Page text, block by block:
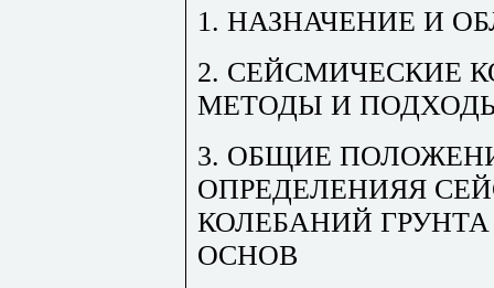
1. НАЗНАЧЕНИЕ И
2. СЕЙСМИЧЕСКИЕ
МЕТОДЫ И
3. ОБЩИЕ
ОПРЕДЕЛЕНИЯЯ
КОЛЕБАНИЙ
ОСНОВ